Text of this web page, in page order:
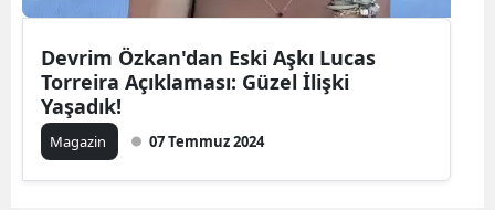
Devrim Özkan'dan Eski Aşkı Lucas
Torreira Açıklaması: Güzel İlişki
Yaşadık!
Magazin 07 Temmuz 2024